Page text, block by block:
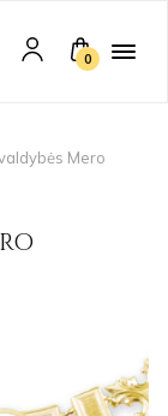
0
Mero